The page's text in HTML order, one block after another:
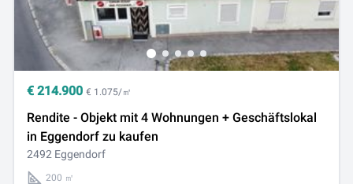
€ 214.900 € 1.075/㎡
Rendite - Objekt mit 4 Wohnungen + Geschäftslokal
in Eggendorf zu kaufen
2492 Eggendorf
200 ㎡